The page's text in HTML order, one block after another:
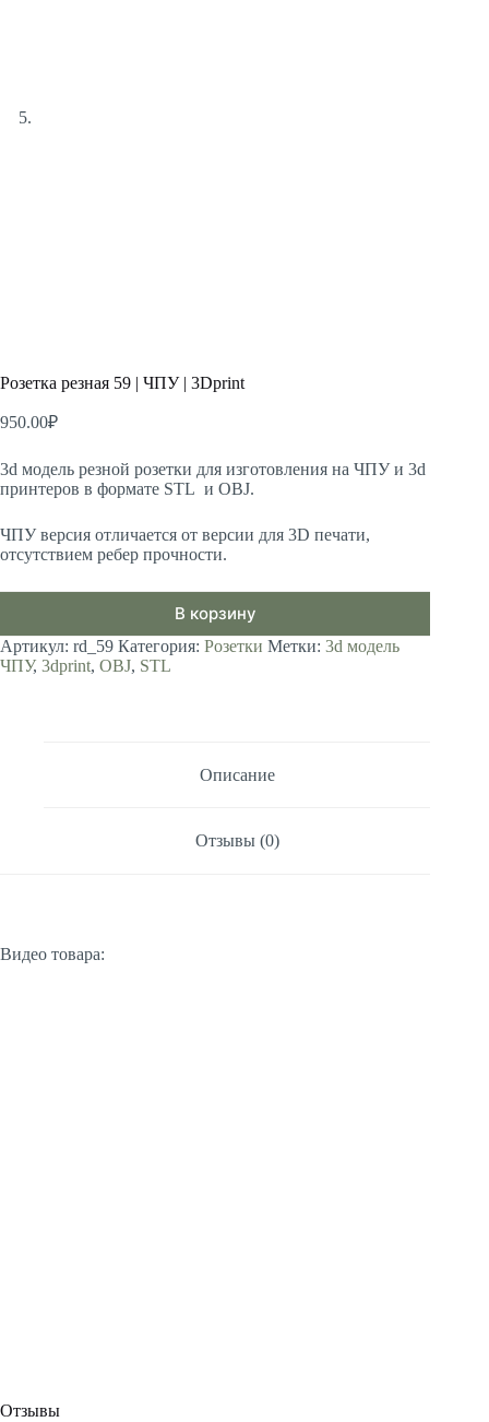
Розетка резная 59 | ЧПУ | 3Dprint
950.00₽
3d модель резной розетки для изготовления на ЧПУ и 3d
принтеров в формате STL и OBJ.
ЧПУ версия отличается от версии для 3D печати,
отсутствием ребер прочности.
В корзину
Артикул: rd_59 Категория: Розетки Метки: 3d модель
ЧПУ, 3dprint, OBJ, STL
Описание
Отзывы (0)
Видео товара:
Отзывы